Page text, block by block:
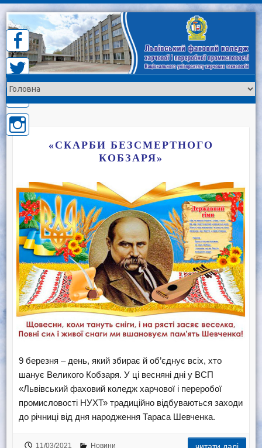
Skip
content
«СКАРБИ БЕЗСМЕРТНОГО
КОБЗАРЯ»
9 березня – день, який збирає й об’єднує всіх, хто
шанує Великого Кобзаря. У ці весняні дні у ВСП
«Львівський фаховий коледж харчової і переробої
промисловості НУХТ» традиційно відбуваються заходи
до річниці від дня народження Тараса Шевченка.
11/03/2021 Новини